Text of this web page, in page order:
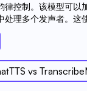
律控制。该模型可以
处理多个发声者。这
vs